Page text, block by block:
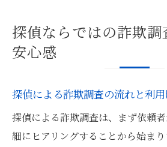
探偵ならではの詐欺
安心感
探偵による詐欺調査の流れと利
探偵による詐欺調査は、まず依頼
細にヒアリングすることから始ま